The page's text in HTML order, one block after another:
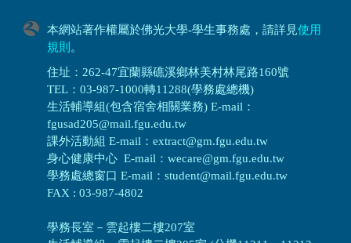
本網站著作權屬於佛光大學-學生事務處，請詳見使用
規則 。
住址：262-47宜蘭縣礁溪鄉林美村林尾路160號
TEL：03-987-1000轉11288(學務處總機)
生活輔導組(包含宿舍相關業務) E-mail：
fgusad205@mail.fgu.edu.tw
課外活動組 E-mail：extract@gm.fgu.edu.tw
身心健康中心 E-mail：wecare@gm.fgu.edu.tw
學務處總窗口 E-mail：student@mail.fgu.edu.tw
FAX : 03-987-4802
學務長室－雲起樓二樓207室